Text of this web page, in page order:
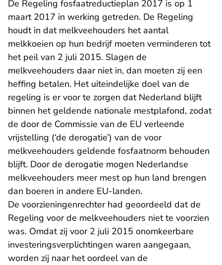
De Regeling fosfaatreductieplan 2017 is op 1
maart 2017 in werking getreden. De Regeling
houdt in dat melkveehouders het aantal
melkkoeien op hun bedrijf moeten verminderen tot
het peil van 2 juli 2015. Slagen de
melkveehouders daar niet in, dan moeten zij een
heffing betalen. Het uiteindelijke doel van de
regeling is er voor te zorgen dat Nederland blijft
binnen het geldende nationale mestplafond, zodat
de door de Commissie van de EU verleende
vrijstelling (‘de derogatie’) van de voor
melkveehouders geldende fosfaatnorm behouden
blijft. Door de derogatie mogen Nederlandse
melkveehouders meer mest op hun land brengen
dan boeren in andere EU-landen.
De voorzieningenrechter had geoordeeld dat de
Regeling voor de melkveehouders niet te voorzien
was. Omdat zij voor 2 juli 2015 onomkeerbare
investeringsverplichtingen waren aangegaan,
worden zij naar het oordeel van de